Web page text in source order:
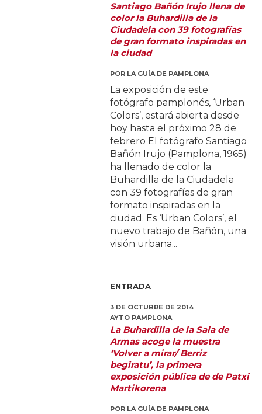
Santiago Bañón Irujo llena de
color la Buhardilla de la
Ciudadela con 39 fotografías
de gran formato inspiradas en
la ciudad
POR LA GUÍA DE PAMPLONA
La exposición de este
fotógrafo pamplonés, ‘Urban
Colors’, estará abierta desde
hoy hasta el próximo 28 de
febrero El fotógrafo Santiago
Bañón Irujo (Pamplona, 1965)
ha llenado de color la
Buhardilla de la Ciudadela
con 39 fotografías de gran
formato inspiradas en la
ciudad. Es ‘Urban Colors’, el
nuevo trabajo de Bañón, una
visión urbana...
ENTRADA
3 DE OCTUBRE DE 2014
AYTO PAMPLONA
La Buhardilla de la Sala de
Armas acoge la muestra
‘Volver a mirar/ Berriz
begiratu’, la primera
exposición pública de de Patxi
Martikorena
POR LA GUÍA DE PAMPLONA